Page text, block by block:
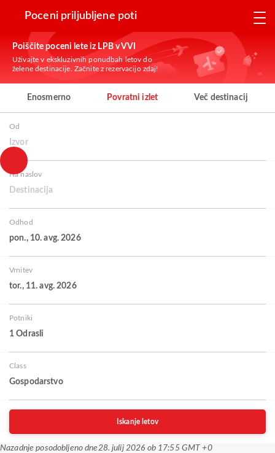
Poceni priljubljene poti
Poiščite poceni lete iz LPB v VVI
Uživajte v ekskluzivnih ponudbah letov do
želene destinacije. Začnite z rezervacijo zdaj!
Enosmerno Povratni izlet Več destinacij
Od
Izvor
Na naslov
Destinacija
Odhod
pon., 10. avg. 2026
Vrnitev
tor., 11. avg. 2026
Potniki
1 Odrasli
Class
Gospodarstvo
Iskanje letov
Nazadnje posodobljeno dne28. julij 2026 ob 17:55 GMT +0